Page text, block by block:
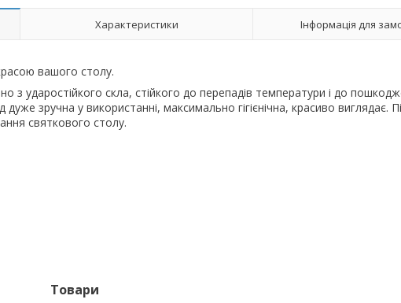
Характеристики Інформація для
вашого столу.
з ударостійкого скла, стійкого до перепадів температури і до
зручна у використанні, максимально гігієнічна, красиво виглядає.
святкового столу.
Товари